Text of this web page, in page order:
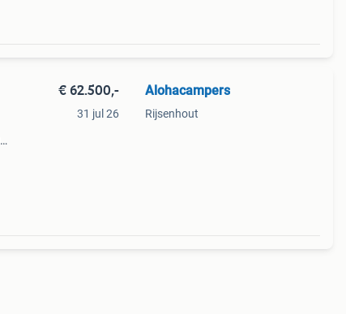
€ 62.500,-
31 jul 26
Alohacampers
Rijsenhout